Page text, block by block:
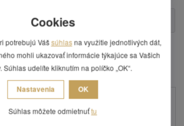
zaujímať
Cookies
potrebujú Vášsúhlas na využitie jednotlivých dát,
mohli ukazovať informácie týkajúce sa Vašich
Súhlas udelíte kliknutím na políčko „OK“.
Nastavenia OK
Súhlas môžete odmietnuťtu